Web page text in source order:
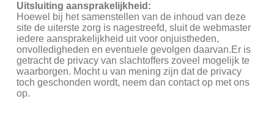
Uitsluiting aansprakelijkheid:
Hoewel bij het samenstellen van de inhoud van deze
site de uiterste zorg is nagestreefd, sluit de webmaster
iedere aansprakelijkheid uit voor onjuistheden,
onvolledigheden en eventuele gevolgen daarvan.Er is
getracht de privacy van slachtoffers zoveel mogelijk te
waarborgen. Mocht u van mening zijn dat de privacy
toch geschonden wordt, neem dan contact op met ons
op.